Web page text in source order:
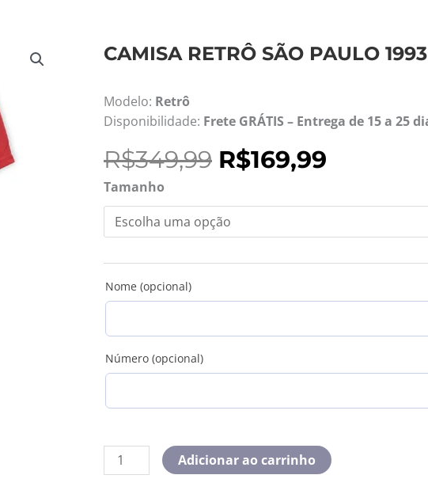
CAMISA RETRÔ SÃO PAULO
Modelo: Retrô
Disponibilidade: Frete GRÁTIS – Entrega de 15 a 25
R$349,99 O
preço
original
era:
R$349,99.
R$169,99
atual
Tamanho
Nome (opcional)
Número (opcional)
Camisa
Retrô
São
Paulo
1993
Away
quantidade
Adicionar ao carrinho